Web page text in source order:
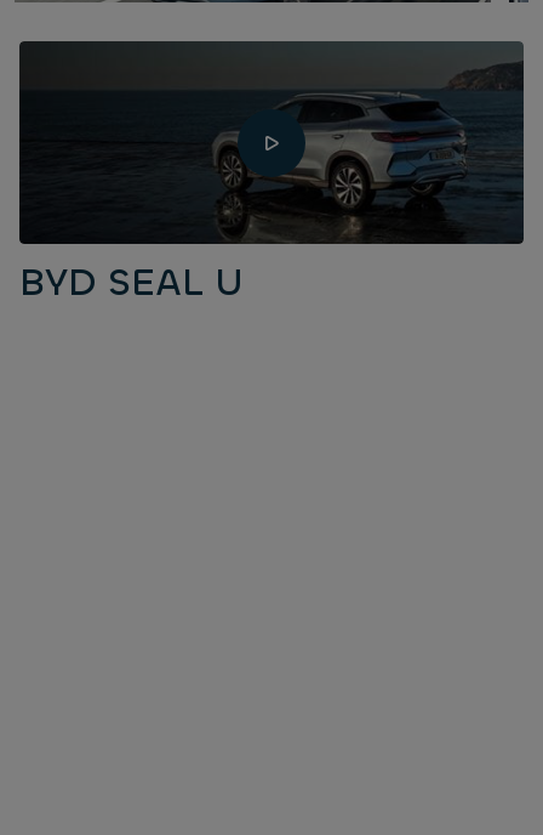
BYD SEAL U